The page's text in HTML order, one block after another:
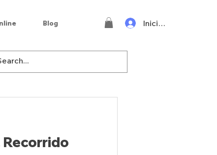
Blog Iniciar sesión
Recorrido